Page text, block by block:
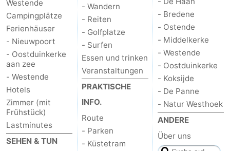
Westende
Campingplätze
Ferienhäuser
- Nieuwpoort
- Oostduinkerke
aan zee
- Westende
Hotels
Zimmer (mit
Frühstück)
Lastminutes
SEHEN & TUN
- Wandern
- Reiten
- Golfplatze
- Surfen
Essen und trinken
Veranstaltungen
PRAKTISCHE
INFO.
Route
- Parken
- Küstetram
- Bredene
- Ostende
- Middelkerke
- Westende
- Oostduinkerke
- Koksijde
- De Panne
- Natur Westhoek
ANDERE
Über uns